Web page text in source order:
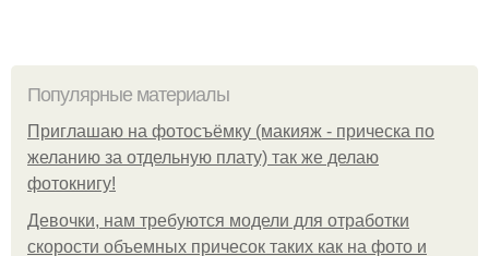
Популярные материалы
Приглашаю на фотосъёмку (макияж - прическа по
желанию за отдельную плату) так же делаю
фотокнигу!
Девочки, нам требуются модели для отработки
скорости объемных причесок таких как на фото и